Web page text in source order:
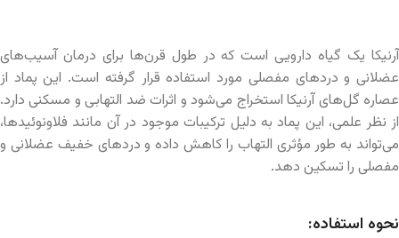
آرنیکا یک گیاه دارویی است که در طول قرن‌ها برای درمان آسیب‌های
عضلانی و دردهای مفصلی مورد استفاده قرار گرفته است. این پماد از
عصاره گل‌های آرنیکا استخراج می‌شود و اثرات ضد التهابی و مسکنی دارد.
از نظر علمی، این پماد به دلیل ترکیبات موجود در آن مانند فلاونوئیدها،
می‌تواند به طور مؤثری التهاب را کاهش داده و دردهای خفیف عضلانی و
مفصلی را تسکین دهد.
نحوه استفاده: